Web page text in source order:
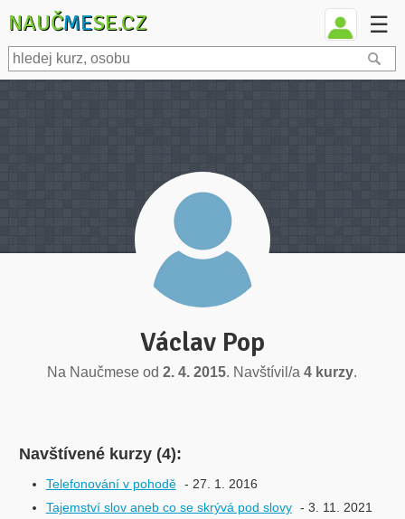
NAUČMESE.CZ ☰
Václav Pop
Na Naučmese od2. 4. 2015. Navštívil/a4 kurzy.
Navštívené kurzy (4):
Telefonování v pohodě - 27. 1. 2016
Tajemství slov aneb co se skrývá pod slovy - 3. 11. 2021